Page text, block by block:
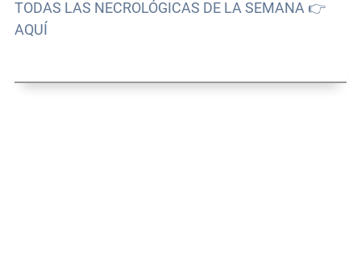
TODAS LAS NECROLÓGICAS DE LA SEMANA 👉
AQUÍ